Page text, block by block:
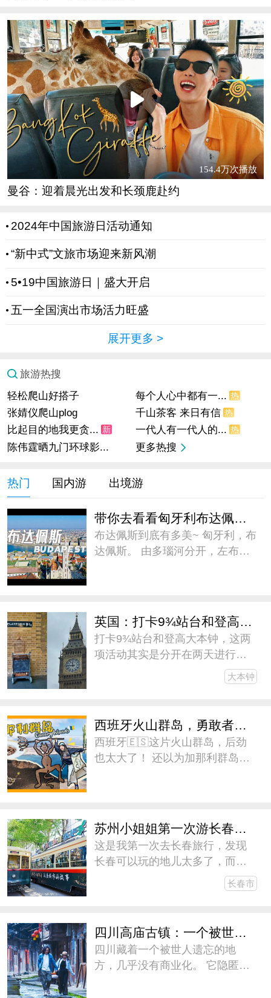
154.4万次播放
曼谷：迎着晨光出发和长颈鹿赴约
2024年中国旅游日活动通知
“新中式”文旅市场迎来新风潮
5•19中国旅游日｜盛大开启
五一全国演出市场活力旺盛
展开更多 >
旅游热搜
轻松爬山好搭子
张婧仪爬山plog
比起目的地我更贪... 新
陈伟霆晒九门环球影...
每个人心中都有一... 热
千山茶客 来日有信 热
一代人有一代人的... 热
更多热搜
热门 国内游 出境游
布达佩斯到底有多美~ 匈牙利，布
达佩斯。 由多瑙河分开，左布达
带着微博去旅行##五一旅游日记#
英国：打卡9¾站台和登高大本钟
打卡9¾站台和登高大本钟，这两
项活动其实是分开在两天进行
的，为了缩减游记篇幅，我干脆
放一篇里写了。伦敦作为此次欧
但还是见缝插针地安排了一些V这
个年龄段喜闻乐见的活动，包括
有
大本钟
西班牙火山群岛，勇敢者的天堂
西班牙🇪🇸这片火山群岛，后劲
也太大了！ 还以为加那利群岛
苏州小姐姐第一次游长春，三天两晚没玩够！
这是我第一次去长春旅行，发现
长春可以玩的地儿太多了，而计
划停留的时间太短了。预感长春
会成为大东北的下一个网红城
晚，都没玩够。心想着盛夏的时
候可以再去一次，和朋友们去避
暑。下
长春市
四川高庙古镇：一个被世人遗忘的地方
四川藏着一个被世人遗忘的地
方，几乎没有商业化。 它隐匿在